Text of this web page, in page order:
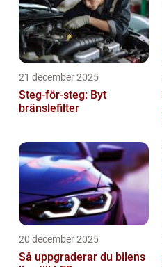
21 december 2025
Steg-för-steg: Byt
bränslefilter
20 december 2025
Så uppgraderar du bilens